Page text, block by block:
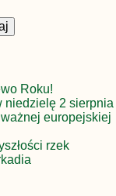
Roku!
niedzielę 2 sierpnia
europejskiej
rzek